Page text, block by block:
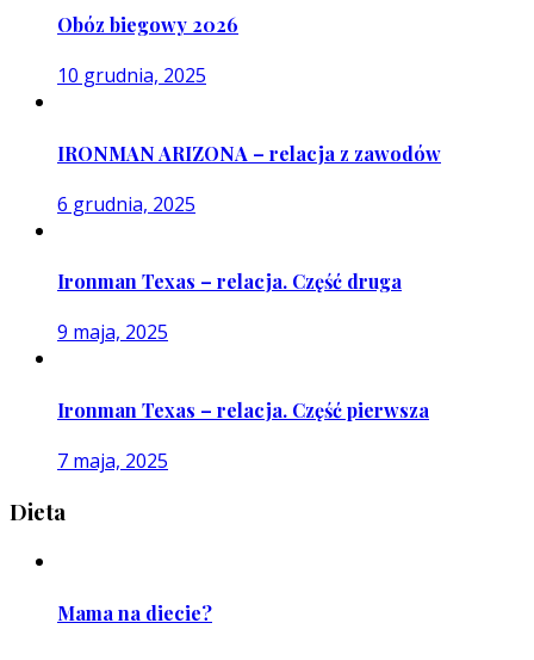
Obóz biegowy 2026
10 grudnia, 2025
IRONMAN ARIZONA – relacja z zawodów
6 grudnia, 2025
Ironman Texas – relacja. Część druga
9 maja, 2025
Ironman Texas – relacja. Część pierwsza
7 maja, 2025
Dieta
Mama na diecie?